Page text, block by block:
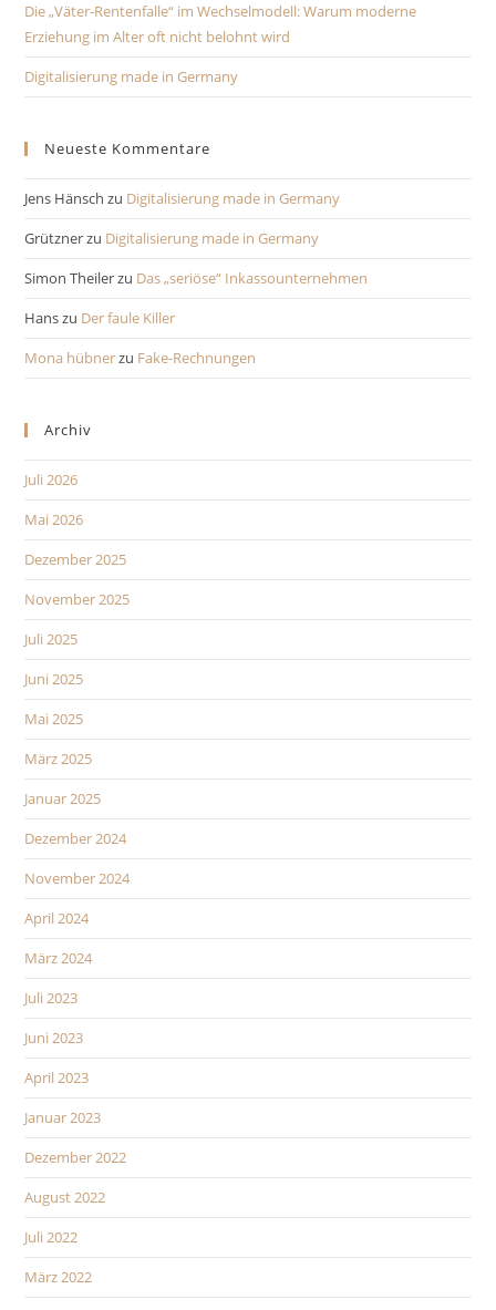
Die „Väter-Rentenfalle“ im Wechselmodell: Warum moderne
Erziehung im Alter oft nicht belohnt wird
Digitalisierung made in Germany
Neueste Kommentare
Jens Hänsch zu Digitalisierung made in Germany
Grütznerzu Digitalisierung made in Germany
Simon Theilerzu Das „seriöse“ Inkassounternehmen
Hanszu Der faule Killer
Mona hübnerzu Fake-Rechnungen
Archiv
Juli 2026
Mai 2026
Dezember 2025
November 2025
Juli 2025
Juni 2025
Mai 2025
März 2025
Januar 2025
Dezember 2024
November 2024
April 2024
März 2024
Juli 2023
Juni 2023
April 2023
Januar 2023
Dezember 2022
August 2022
Juli 2022
März 2022